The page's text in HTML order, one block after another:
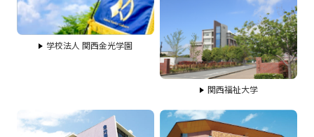
学校法人 関西金光学園
関西福祉大学